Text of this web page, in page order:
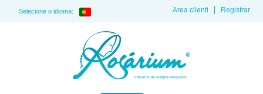
Selecione o idioma: Registrar
Area clienti